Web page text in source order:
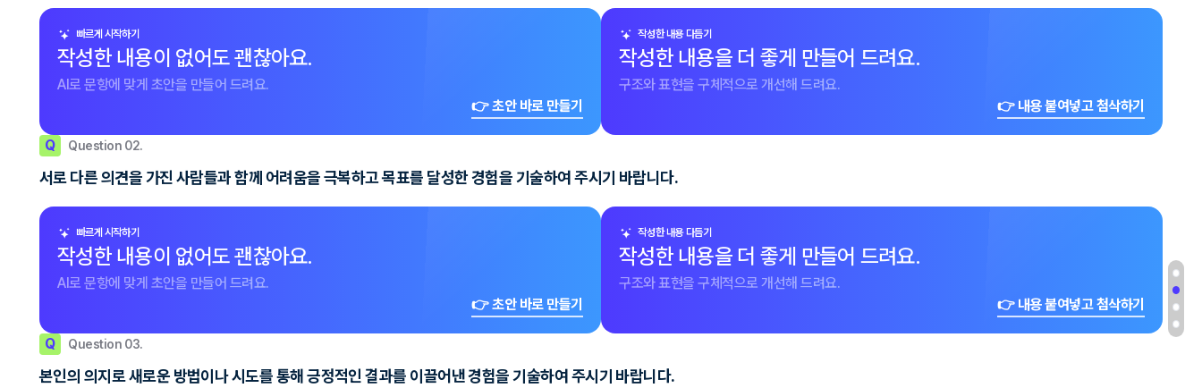
빠르게 시작하기
작성한 내용이 없어도 괜찮아요.
AI로 문항에 맞게 초안을 만들어 드려요.
👉 초안 바로 만들기
작성한 내용 다듬기
작성한 내용을 더 좋게 만들어 드려요.
구조와 표현을 구체적으로 개선해 드려요.
👉 내용 붙여넣고 첨삭하기
Q Question 02.
서로 다른 의견을 가진 사람들과 함께 어려움을 극복하고 목표를 달성한 경험을 기술하여 주시기 바랍니다.
빠르게 시작하기
작성한 내용이 없어도 괜찮아요.
AI로 문항에 맞게 초안을 만들어 드려요.
👉 초안 바로 만들기
작성한 내용 다듬기
작성한 내용을 더 좋게 만들어 드려요.
구조와 표현을 구체적으로 개선해 드려요.
👉 내용 붙여넣고 첨삭하기
Q Question 03.
본인의 의지로 새로운 방법이나 시도를 통해 긍정적인 결과를 이끌어낸 경험을 기술하여 주시기 바랍니다.